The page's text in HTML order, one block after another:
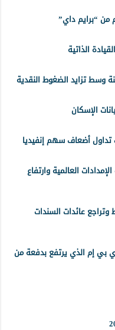
من “برايم داي”
الذاتية
وسط تزايد الضغوط النقدية
الإسكان
أضعاف سهم إنفيديا
من 4% مع عودة الإمدادات العالمية وارتفاع
عائدات السندات
بي إم الذي يرتفع بدفعة من